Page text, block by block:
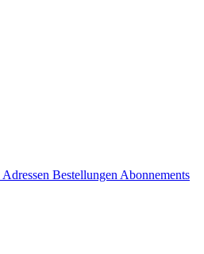
Adressen Bestellungen Abonnements